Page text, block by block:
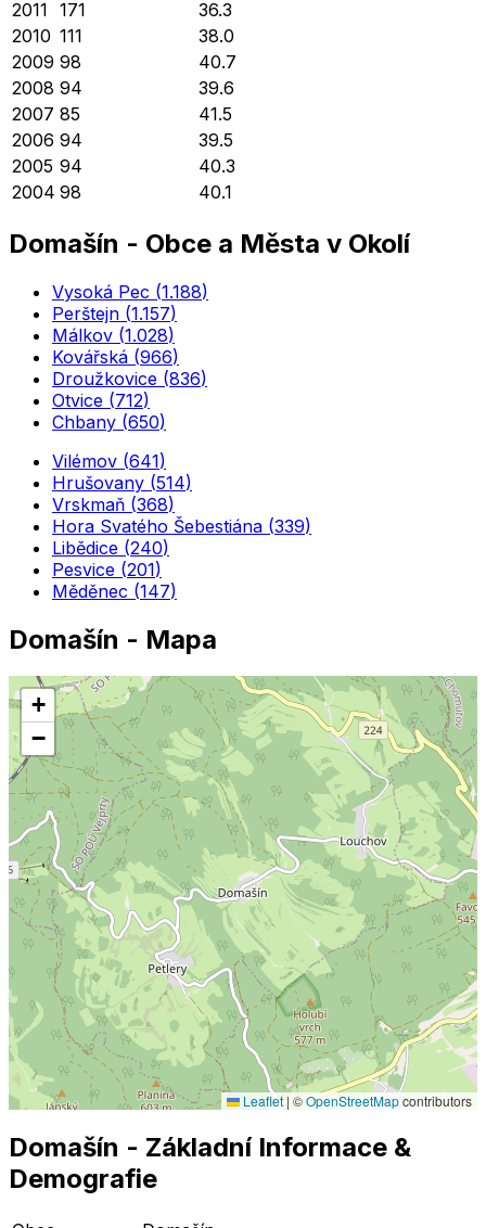
2011 171
36.3
2010 111
38.0
2009 98
40.7
2008 94
39.6
2007 85
41.5
2006 94
39.5
2005 94
40.3
2004 98 40.1
Domašín - Obce a Města v Okolí
Vysoká Pec (1.188)
Perštejn (1.157)
Málkov (1.028)
Kovářská (966)
Droužkovice (836)
Otvice (712)
Chbany (650)
Vilémov (641)
Hrušovany (514)
Vrskmaň (368)
Hora Svatého Šebestiána (339)
Libědice (240)
Pesvice (201)
Měděnec (147)
Domašín - Mapa
+
−
Leaflet|©OpenStreetMapcontributors
Domašín - Základní Informace &
Demografie